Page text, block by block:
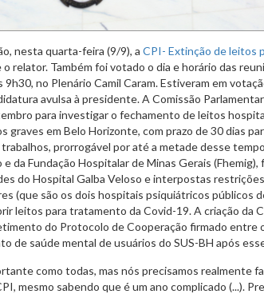
nesta quarta-feira (9/9), a CPI- Extinção de leitos
relator. Também foi votado o dia e horário das
no Plenário Camil Caram. Estiveram em
avulsa à presidente. A Comissão
para investigar o fechamento de leitos
graves em Belo Horizonte, com prazo de 30 dias
prorrogável por até a metade desse
da Fundação Hospitalar de Minas Gerais (Fhemig),
do Hospital Galba Veloso e interpostas
(que são os dois hospitais psiquiátricos públicos
leitos para tratamento da Covid-19. A criação da
do Protocolo de Cooperação firmado entre
de saúde mental de usuários do SUS-BH após
como todas, mas nós precisamos realmente
mesmo sabendo que é um ano complicado (...).